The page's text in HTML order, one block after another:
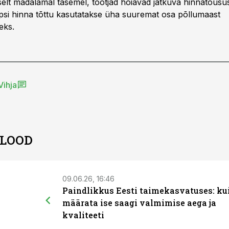
madalamal tasemel, tootjad hoiavad jätkuva
hinna tõttu kasutatakse üha suuremat osa põllumaast
09.06.26, 16:46
Paindlikkus Eesti taimekasvatuses:
määrata ise saagi valmimise aega ja
kvaliteeti